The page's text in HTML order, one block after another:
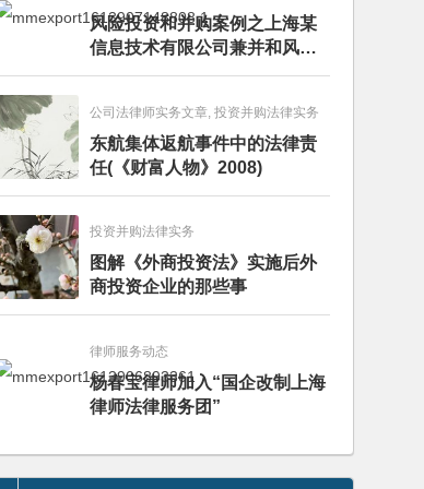
风险投资和并购案例之上海某
信息技术有限公司兼并和风险
投资服务
公司法律师实务文章, 投资并购法律实务
东航集体返航事件中的法律责
任(《财富人物》2008)
投资并购法律实务
图解《外商投资法》实施后外
商投资企业的那些事
律师服务动态
杨春宝律师加入“国企改制上海
律师法律服务团”